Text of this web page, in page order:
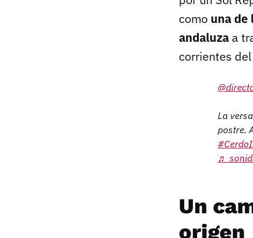
como una de
andaluza a
corrientes
La
postre.
♬
Un
origen